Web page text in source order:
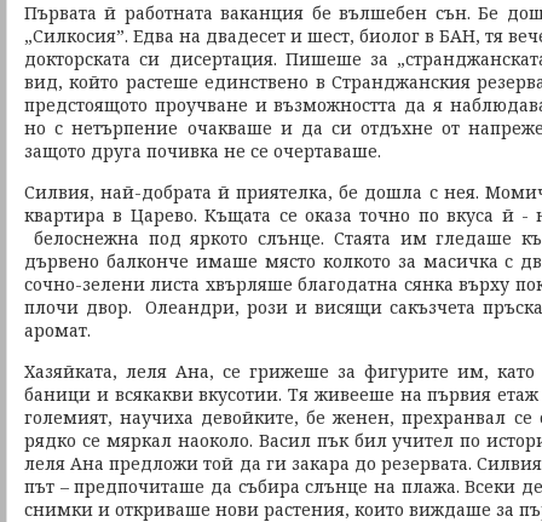
Първата й работната ваканция бе вълшебен сън. Бе
„Силкосия”. Едва на двадесет и шест, биолог в БАН, тя
докторската си дисертация. Пишеше за
вид, който растеше единствено в Странджанския
предстоящото проучване и възможността да я
но с нетърпение очакваше и да си отдъхне от
защото друга почивка не се очертаваше.
Силвия, най-добрата й приятелка, бе дошла с нея.
квартира в Царево. Къщата се оказа точно по вкуса й
белоснежна под яркото слънце. Стаята им гледаше
дървено балконче имаше място колкото за масичка с
сочно-зелени листа хвърляше благодатна сянка върху
плочи двор. Олеандри, рози и висящи сакъзчета
аромат.
Хазяйката, леля Ана, се грижеше за фигурите им,
баници и всякакви вкусотии. Тя живееше на първия
големият, научиха девойките, бе женен, прехранвал
рядко се мяркал наоколо. Васил пък бил учител по
леля Ана предложи той да ги закара до резервата.
път – предпочиташе да събира слънце на плажа. Всеки
снимки и откриваше нови растения, които виждаше за